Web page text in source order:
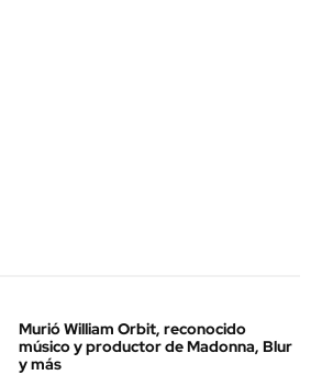
Murió William Orbit, reconocido
músico y productor de Madonna, Blur
y más